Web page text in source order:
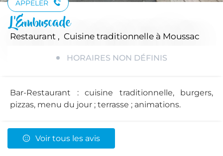
APPELER
L'Embuscade
Restaurant , Cuisine traditionnelle à Moussac
HORAIRES NON DÉFINIS
Bar-Restaurant : cuisine traditionnelle, burgers,
pizzas, menu du jour ; terrasse ; animations.
Voir tous les avis